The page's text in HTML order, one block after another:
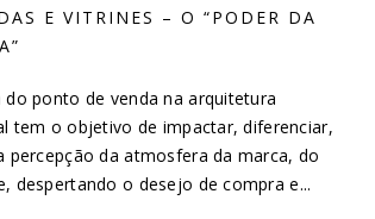
E VITRINES – O “PODER DA
do ponto de venda na arquitetura
tem o objetivo de impactar, diferenciar,
percepção da atmosfera da marca, do
despertando o desejo de compra e...